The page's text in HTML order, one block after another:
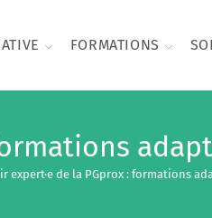
FORMATIONS
expert·e de la PGprox : formations